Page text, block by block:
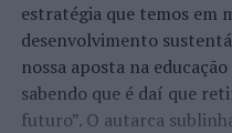
estratégia que temos em
desenvolvimento
nossa aposta na
sabendo que é daí que
futuro”. O autarca